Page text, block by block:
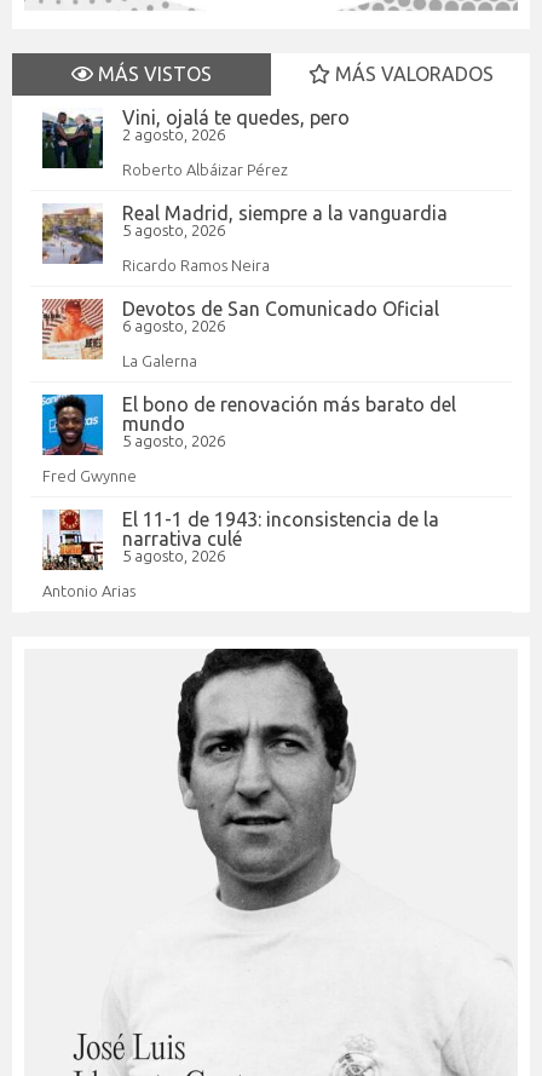
MÁS VISTOS
MÁS VALORADOS
Vini, ojalá te quedes, pero
2 agosto, 2026
Roberto Albáizar Pérez
Real Madrid, siempre a la vanguardia
5 agosto, 2026
Ricardo Ramos Neira
Devotos de San Comunicado Oficial
6 agosto, 2026
La Galerna
El bono de renovación más barato del
mundo
5 agosto, 2026
Fred Gwynne
El 11-1 de 1943: inconsistencia de la
narrativa culé
5 agosto, 2026
Antonio Arias